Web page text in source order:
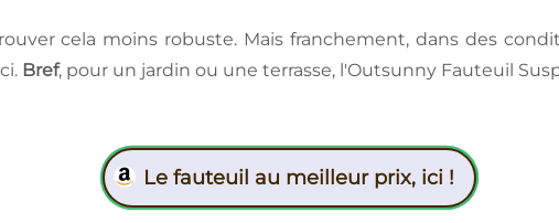
cela moins robuste. Mais franchement, dans des
Bref, pour un jardin ou une terrasse, l'Outsunny Fauteuil
Le fauteuil au meilleur prix, ici !